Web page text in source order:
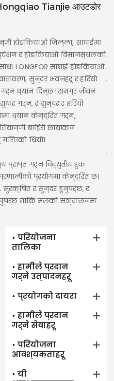
Tianjie आउटडोर
होङकियाओ जिल्ला, सांघाईमा
र होङकियाओ विमानस्थलको
LONGFOR सांघाई होङकियाओ
सुन्दर भवनहरू र हरियो
ध्यान दिन्छ। समग्र जीवन
गर्न, र सुन्दर र हरियो
ध्यान केन्द्रित गर्न,
बाहिरी छायांकन
थियो।
प्राप्त गर्न विद्युतीय हुक
प्रयोगमा केन्द्रित छ।
सुरक्षित र सुन्दर हुनुपर्छ, र
ताकि मलको सञ्चालनमा
• परियोजना
तालिका
• हामीले प्रदान
गर्ने उत्पादनहरू
• प्रयोगको दायरा
• हामीले प्रदान
गर्ने सेवाहरू
• परियोजना
आवश्यकताहरू
• यी